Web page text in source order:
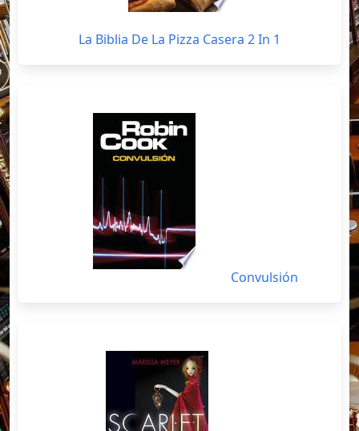
La Biblia De La Pizza Casera 2 In 1
Convulsión